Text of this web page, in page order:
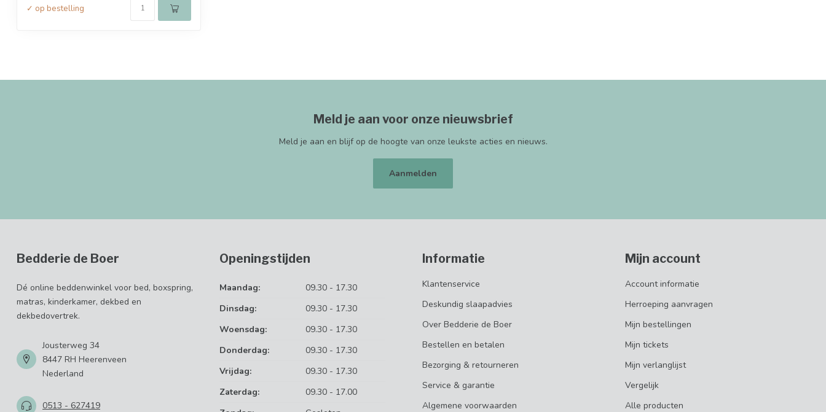
✓ op bestelling
Meld je aan voor onze nieuwsbrief
Meld je aan en blijf op de hoogte van onze leukste acties en nieuws.
Aanmelden
Bedderie de Boer
Dé online beddenwinkel voor bed, boxspring,
matras, kinderkamer, dekbed en
dekbedovertrek.
Jousterweg 34
8447 RH Heerenveen
Nederland
0513 - 627419
Openingstijden
Maandag:
09.30 - 17.30
Dinsdag:
09.30 - 17.30
Woensdag:
09.30 - 17.30
Donderdag:
09.30 - 17.30
Vrijdag:
09.30 - 17.30
Zaterdag:
09.30 - 17.00
Informatie
Klantenservice
Deskundig slaapadvies
Over Bedderie de Boer
Bestellen en betalen
Bezorging & retourneren
Service & garantie
Algemene voorwaarden
Mijn account
Account informatie
Herroeping aanvragen
Mijn bestellingen
Mijn tickets
Mijn verlanglijst
Vergelijk
Alle producten